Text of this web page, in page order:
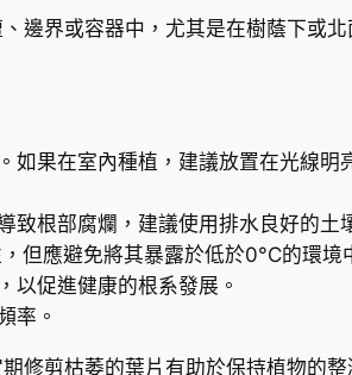
邊界或容器中，尤其是在樹蔭下或
如果在室內種植，建議放置在光線明
根部腐爛，建議使用排水良好的土
但應避免將其暴露於低於0°C的環境
以促進健康的根系發展。
率。
修剪枯萎的葉片有助於保持植物的